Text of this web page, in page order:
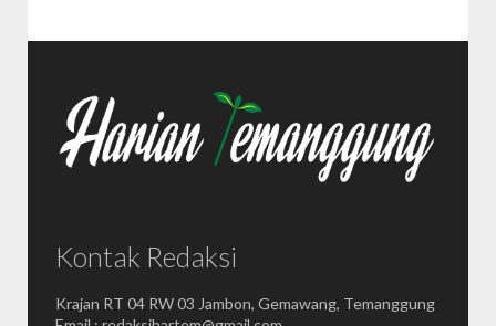
Kontak Redaksi
Krajan RT 04 RW 03 Jambon, Gemawang, Temanggung